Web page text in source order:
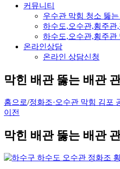
커뮤니티
우수관 막힘 청소 뚫
하수도,오수관,횡주관
하수도,오수관,횡주관
온라인상담
온라인 상담신청
막힌 배관 뚫는 배관
홈으로/정화조·오수관 막힘 김포
이전
막힌 배관 뚫는 배관